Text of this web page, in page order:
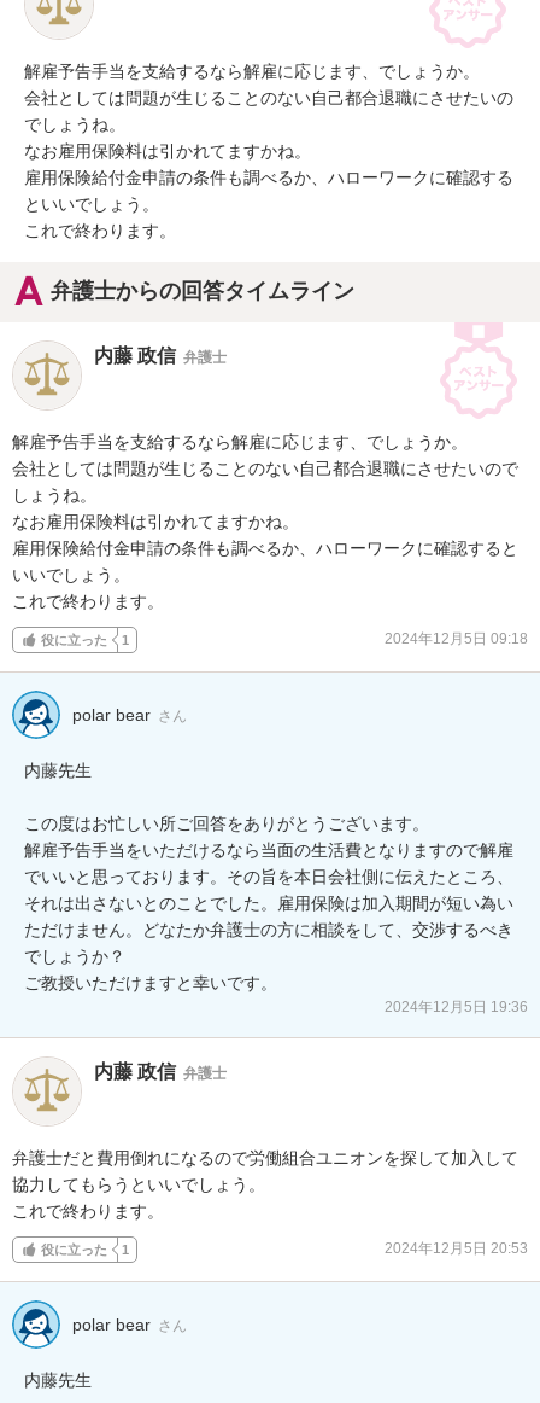
解雇予告手当を支給するなら解雇に応じます、でしょうか。
会社としては問題が生じることのない自己都合退職にさせたいの
でしょうね。
なお雇用保険料は引かれてますかね。
雇用保険給付金申請の条件も調べるか、ハローワークに確認する
といいでしょう。
これで終わります。
弁護士からの回答タイムライン
内藤 政信 弁護士
解雇予告手当を支給するなら解雇に応じます、でしょうか。
会社としては問題が生じることのない自己都合退職にさせたいので
しょうね。
なお雇用保険料は引かれてますかね。
雇用保険給付金申請の条件も調べるか、ハローワークに確認すると
いいでしょう。
これで終わります。
役に立った 1 2024年12月5日 09:18
polar bear さん
内藤先生
この度はお忙しい所ご回答をありがとうございます。
解雇予告手当をいただけるなら当面の生活費となりますので解雇
でいいと思っております。その旨を本日会社側に伝えたところ、
それは出さないとのことでした。雇用保険は加入期間が短い為い
ただけません。どなたか弁護士の方に相談をして、交渉するべき
でしょうか？
ご教授いただけますと幸いです。
2024年12月5日 19:36
内藤 政信 弁護士
弁護士だと費用倒れになるので労働組合ユニオンを探して加入して
協力してもらうといいでしょう。
これで終わります。
役に立った 1 2024年12月5日 20:53
polar bear さん
内藤先生